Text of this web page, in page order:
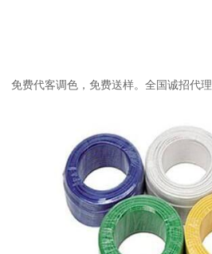
免费代客调色，免费送样。全国诚招代理